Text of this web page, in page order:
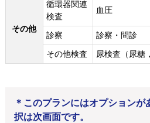
その他
循環器関連
検査
血圧
診察
診察・問診
その他検査
尿検査（尿糖
＊このプランにはオプション
択は次画面です。